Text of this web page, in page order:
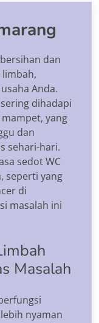
dan
Anda.
dihadapi
yang
dan
sehari-hari.
sedot WC
seperti yang
di
masalah ini
Masalah
nyaman